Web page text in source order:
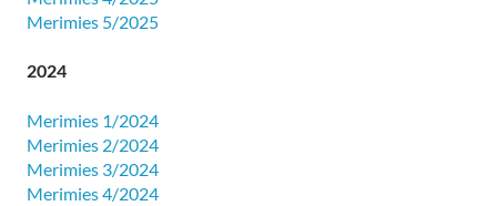
​Merimies 5/2025
2024
Merimies 1/2024
Merimies 2/2024
Merimies 3/2024
​Merimies 4/2024